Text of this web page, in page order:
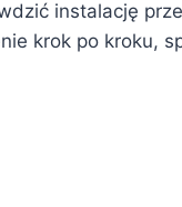
instalację
krok po kroku,